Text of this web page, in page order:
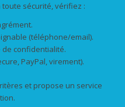
sécurité, vérifiez :
(téléphone/email).
de confidentialité.
PayPal, virement).
et propose un service